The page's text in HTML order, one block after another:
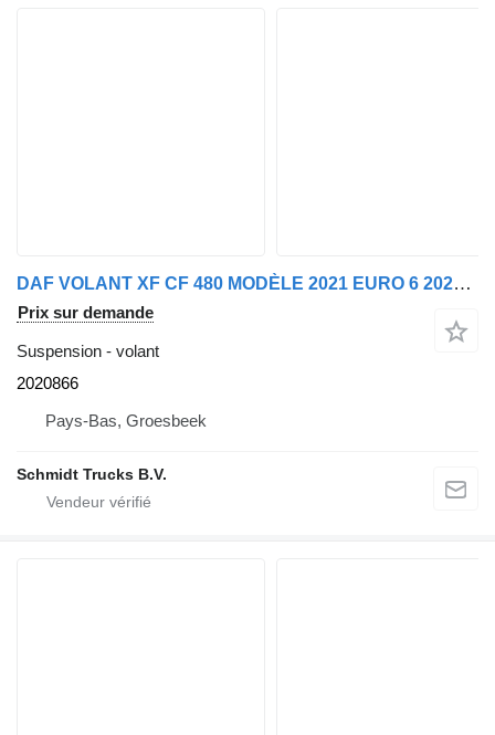
DAF VOLANT XF CF 480 MODÈLE 2021 EURO 6 2020866 pour camion
Prix sur demande
Suspension - volant
2020866
Pays-Bas, Groesbeek
Schmidt Trucks B.V.